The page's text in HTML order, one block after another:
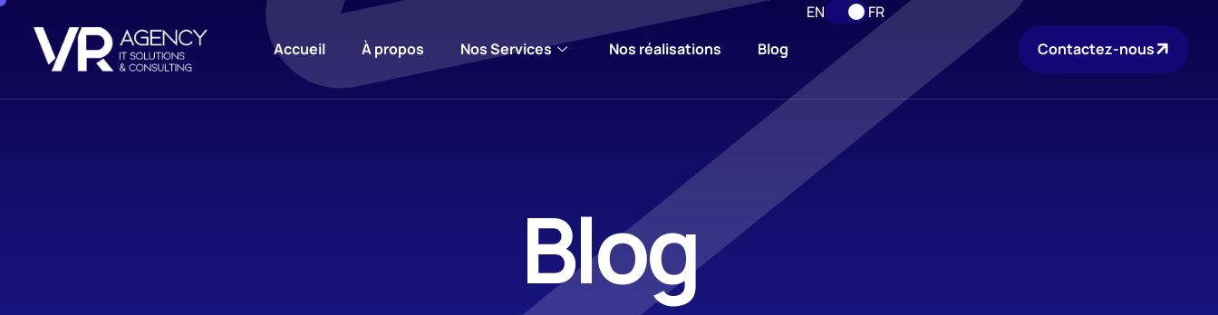
Accueil À propos Nos Services Nos réalisations Blog
EN
FR
Contactez-nous
Blog